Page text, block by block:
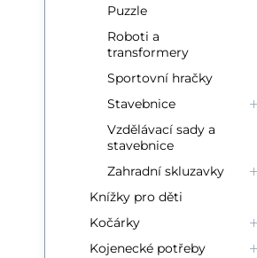
Puzzle
Roboti a
transformery
Sportovní hračky
Stavebnice
Vzdělávací sady a
stavebnice
Zahradní skluzavky
Knížky pro děti
Kočárky
Kojenecké potřeby